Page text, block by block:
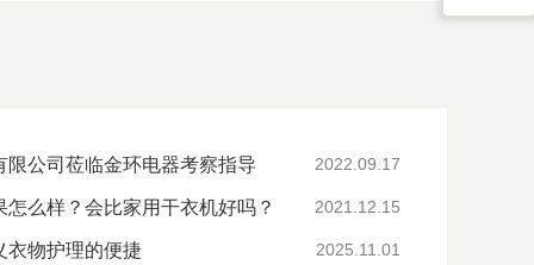
公司莅临金环电器考察指导 2022.09.17
么样？会比家用干衣机好吗？ 2021.12.15
衣物护理的便捷 2025.11.01